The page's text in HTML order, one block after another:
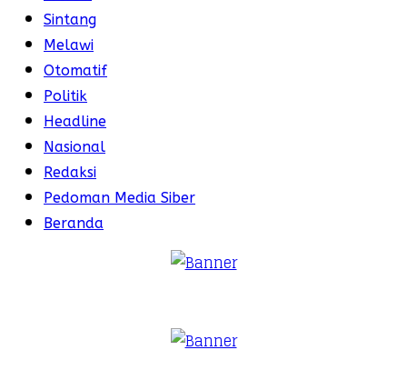
Sintang
Melawi
Otomatif
Politik
Headline
Nasional
Redaksi
Pedoman Media Siber
Beranda